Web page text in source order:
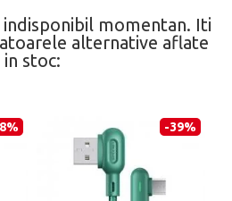
momentan. Iti
alternative aflate
in stoc:
-39%